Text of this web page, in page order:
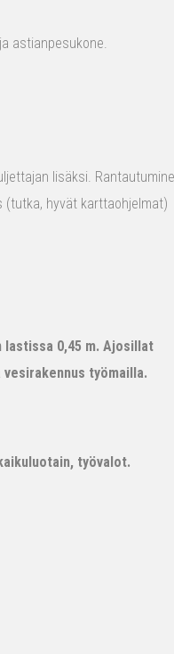
astianpesukone.
lisäksi.
(tutka, hyvät karttaohjelmat)
lastissa 0,45 m. Ajosillat
työmailla.
työvalot.